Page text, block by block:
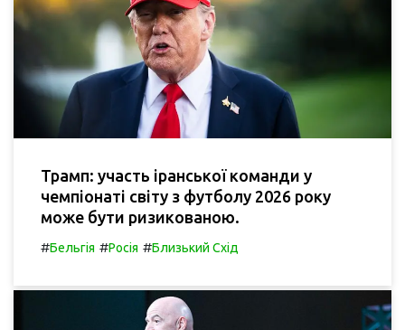
Трамп: участь іранської команди у
чемпіонаті світу з футболу 2026 року
може бути ризикованою.
#Бельгія #Росія #Близький Схід